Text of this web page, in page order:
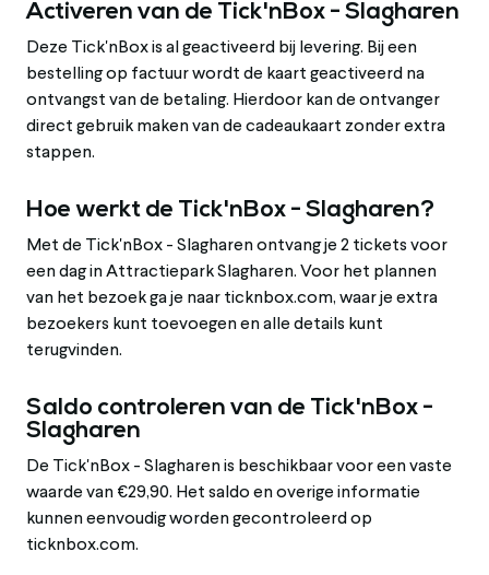
Activeren van de Tick'nBox - Slagharen
Deze Tick'nBox is al geactiveerd bij levering. Bij een
bestelling op factuur wordt de kaart geactiveerd na
ontvangst van de betaling. Hierdoor kan de ontvanger
direct gebruik maken van de cadeaukaart zonder extra
stappen.
Hoe werkt de Tick'nBox - Slagharen?
Met de Tick'nBox - Slagharen ontvang je 2 tickets voor
een dag in Attractiepark Slagharen. Voor het plannen
van het bezoek ga je naar ticknbox.com, waar je extra
bezoekers kunt toevoegen en alle details kunt
terugvinden.
Saldo controleren van de Tick'nBox -
Slagharen
De Tick'nBox - Slagharen is beschikbaar voor een vaste
waarde van €29,90. Het saldo en overige informatie
kunnen eenvoudig worden gecontroleerd op
ticknbox.com.